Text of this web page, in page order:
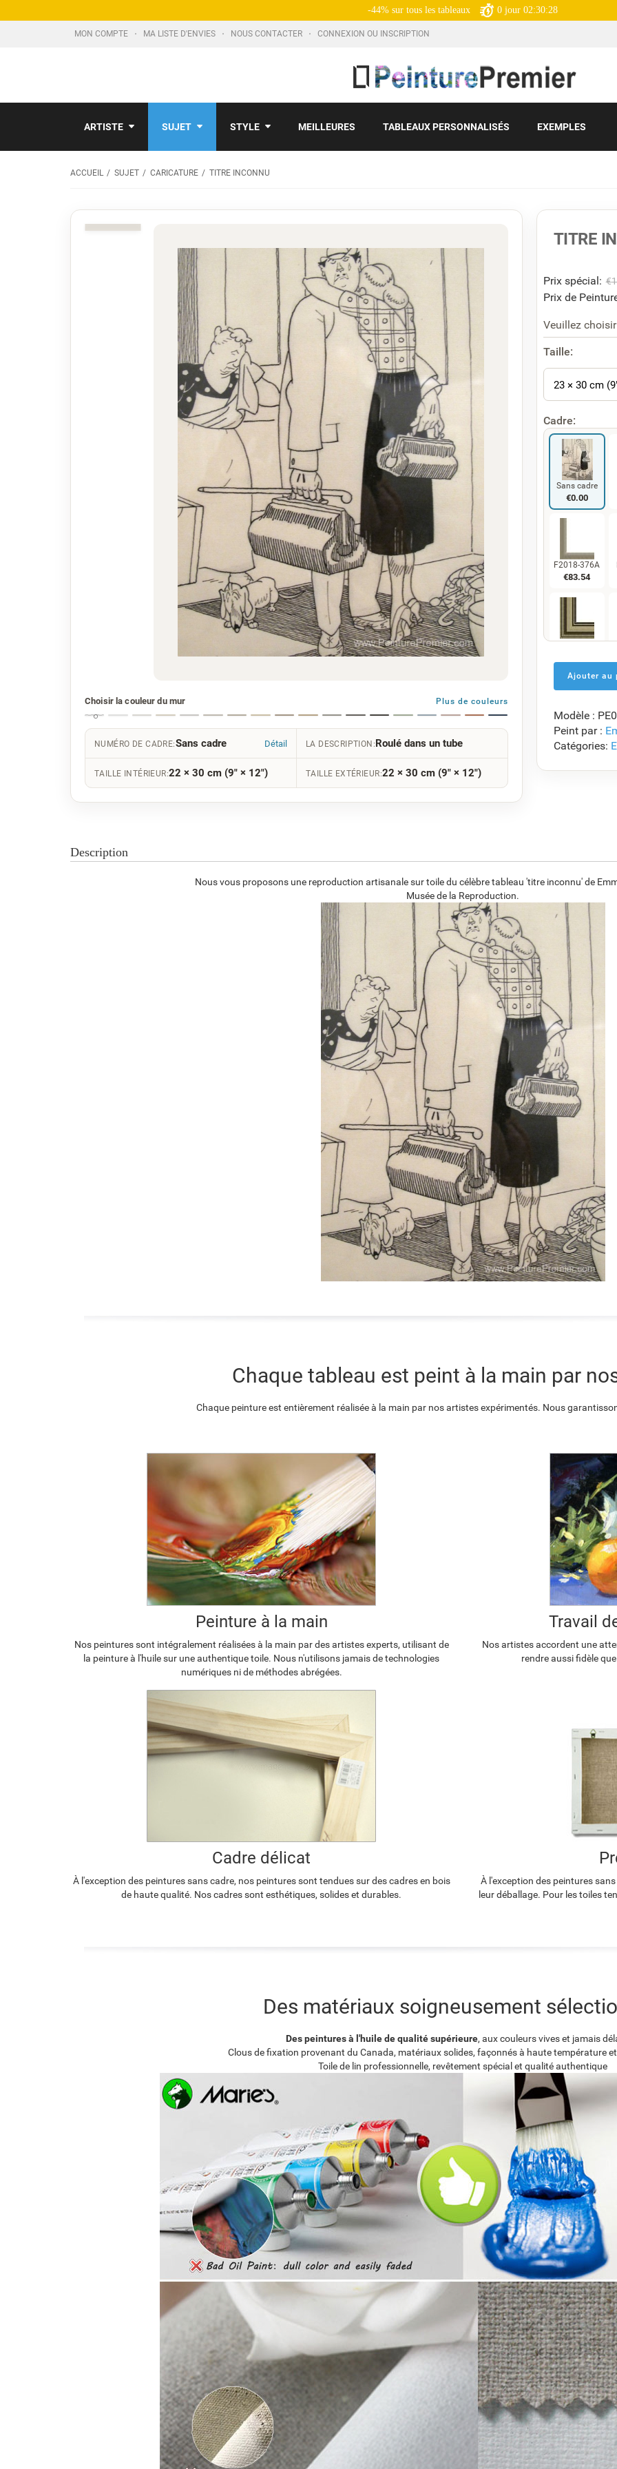
-44% sur tous les tableaux 0 jour 02:30:27
MON COMPTE MA LISTE D'ENVIES NOUS CONTACTER CONNEXION OU INSCRIPTION
ARTISTE SUJET STYLE MEILLEURES TABLEAUX PERSONNALISÉS EXEMPLES
ACCUEIL SUJET CARICATURE TITRE INCONNU
Choisir la couleur du mur Plus de couleurs
NUMÉRO DE CADRE:Sans cadre Détail LA DESCRIPTION:Roulé dans un tube
TAILLE INTÉRIEUR:22 × 30 cm (9" × 12") TAILLE EXTÉRIEUR:22 × 30 cm (9" × 12")
TITRE
Prix ​​spécial: €
Prix de
Veuillez
Taille:
23 × 30 cm
Cadre:
Sans cadre
€0.00
F2018-376A
€83.54
F5429-258
€116.47
Modèle :
Peint par :
Catégories:
Description
Nous vous proposons une reproduction artisanale sur toile du célèbre tableau 'titre inconnu' de
Musée de la Reproduction.
Chaque tableau est peint à la main par
Chaque peinture est entièrement réalisée à la main par nos artistes expérimentés. Nous
Peinture à la main
Nos peintures sont intégralement réalisées à la main par des artistes experts, utilisant de
la peinture à l'huile sur une authentique toile. Nous n'utilisons jamais de technologies
numériques ni de méthodes abrégées.
Travail
Nos artistes accordent une
rendre aussi fidèle
Cadre délicat
À l'exception des peintures sans cadre, nos peintures sont tendues sur des cadres en bois
de haute qualité. Nos cadres sont esthétiques, solides et durables.
À l'exception des peintures
leur déballage. Pour les toiles
Des matériaux soigneusement
Des peintures à l'huile de qualité supérieure, aux couleurs vives et jamais
Clous de fixation provenant du Canada, matériaux solides, façonnés à haute température
Toile de lin professionnelle, revêtement spécial et qualité authentique